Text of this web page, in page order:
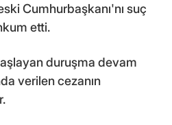
Cumhurbaşkanı'nı suç
etti.
duruşma devam
verilen cezanın